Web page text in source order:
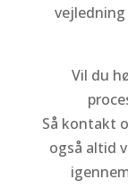
Vil du
Så kontakt
også altid